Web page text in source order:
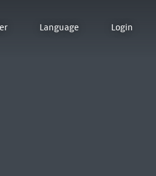
Language Login